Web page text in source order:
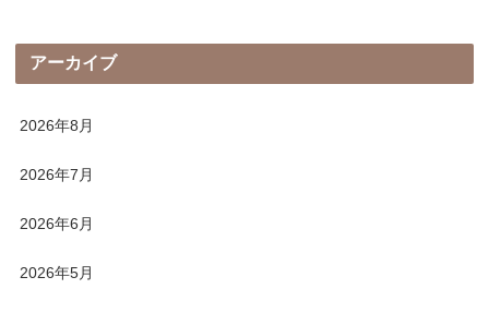
アーカイブ
2026年8月
2026年7月
2026年6月
2026年5月